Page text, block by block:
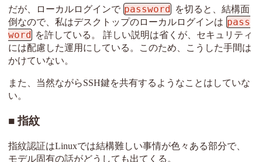
だが、ローカルログインで password を切ると、結構面
倒なので、私はデスクトップのローカルログインは pass
word を許している。 詳しい説明は省くが、セキュリティ
には配慮した運用にしている。このため、こうした手間は
かけていない。
また、当然ながらSSH鍵を共有するようなことはしていな
い。
指紋
指紋認証はLinuxでは結構難しい事情が色々ある部分で、
モデル固有の話がどうしても出てくる。